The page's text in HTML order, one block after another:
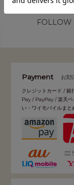
FOLLOW
Payment お支
クレジットカード /
Pay / PayPay / 楽天
い・ワイモバイルまと